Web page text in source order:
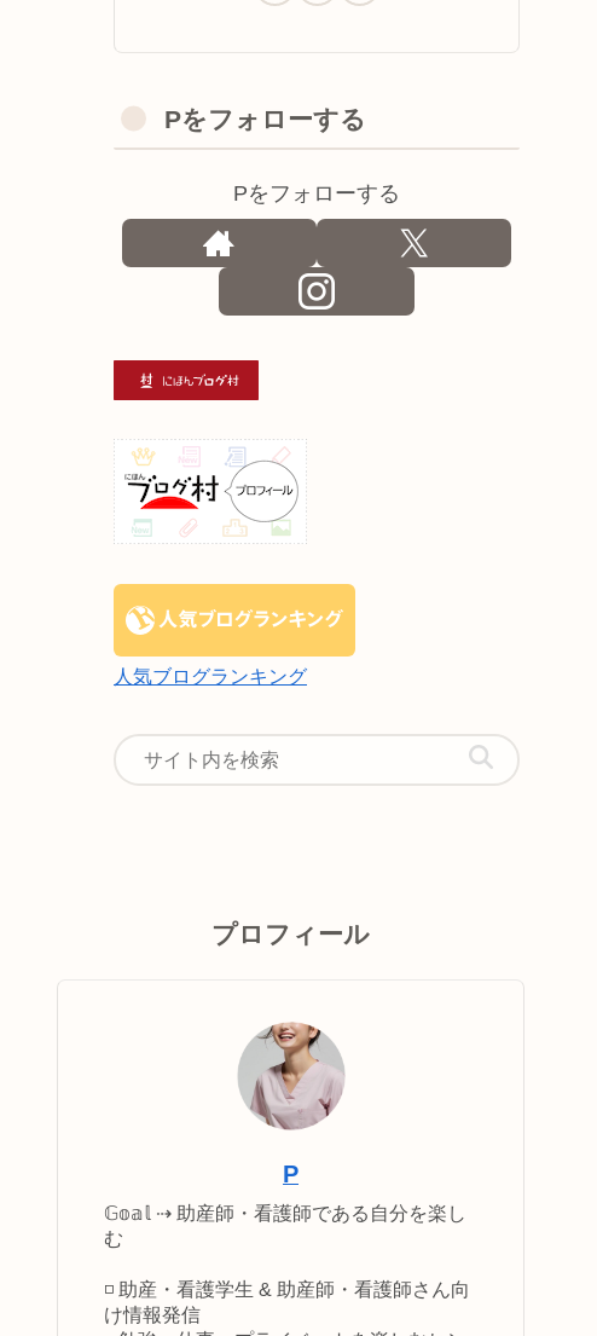
Pをフォローする
Pをフォローする
人気ブログランキング
プロフィール
P
𝔾𝕠𝕒𝕝 ⇢ 助産師・看護師である自分を楽し
む
◽️ 助産・看護学生 & 助産師・看護師さん向
け情報発信